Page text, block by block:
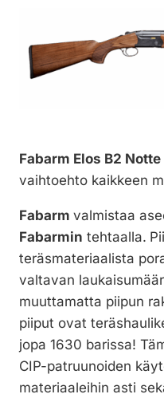
Fabarm Elos B2
vaihtoehto kaikkeen
Fabarm valmistaa
Fabarmin tehtaalla.
teräsmateriaalista
valtavan
muuttamatta piipun
piiput ovat
jopa 1630 barissa!
CIP-patruunoiden
materiaaleihin asti